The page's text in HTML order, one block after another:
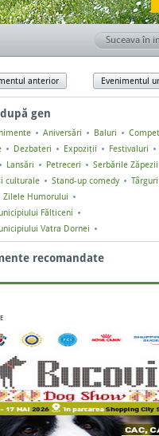
Suceava în
anterior Evenimentul
gen
Aniversări Baluri
Dezbateri Expoziții Festivaluri
Lansări
Petreceri
Serbările Zăpezii
culturale
Stand-up comedy
Târguri
Zilele Humorului
Fălticeni
Vatra Dornei
recomandate